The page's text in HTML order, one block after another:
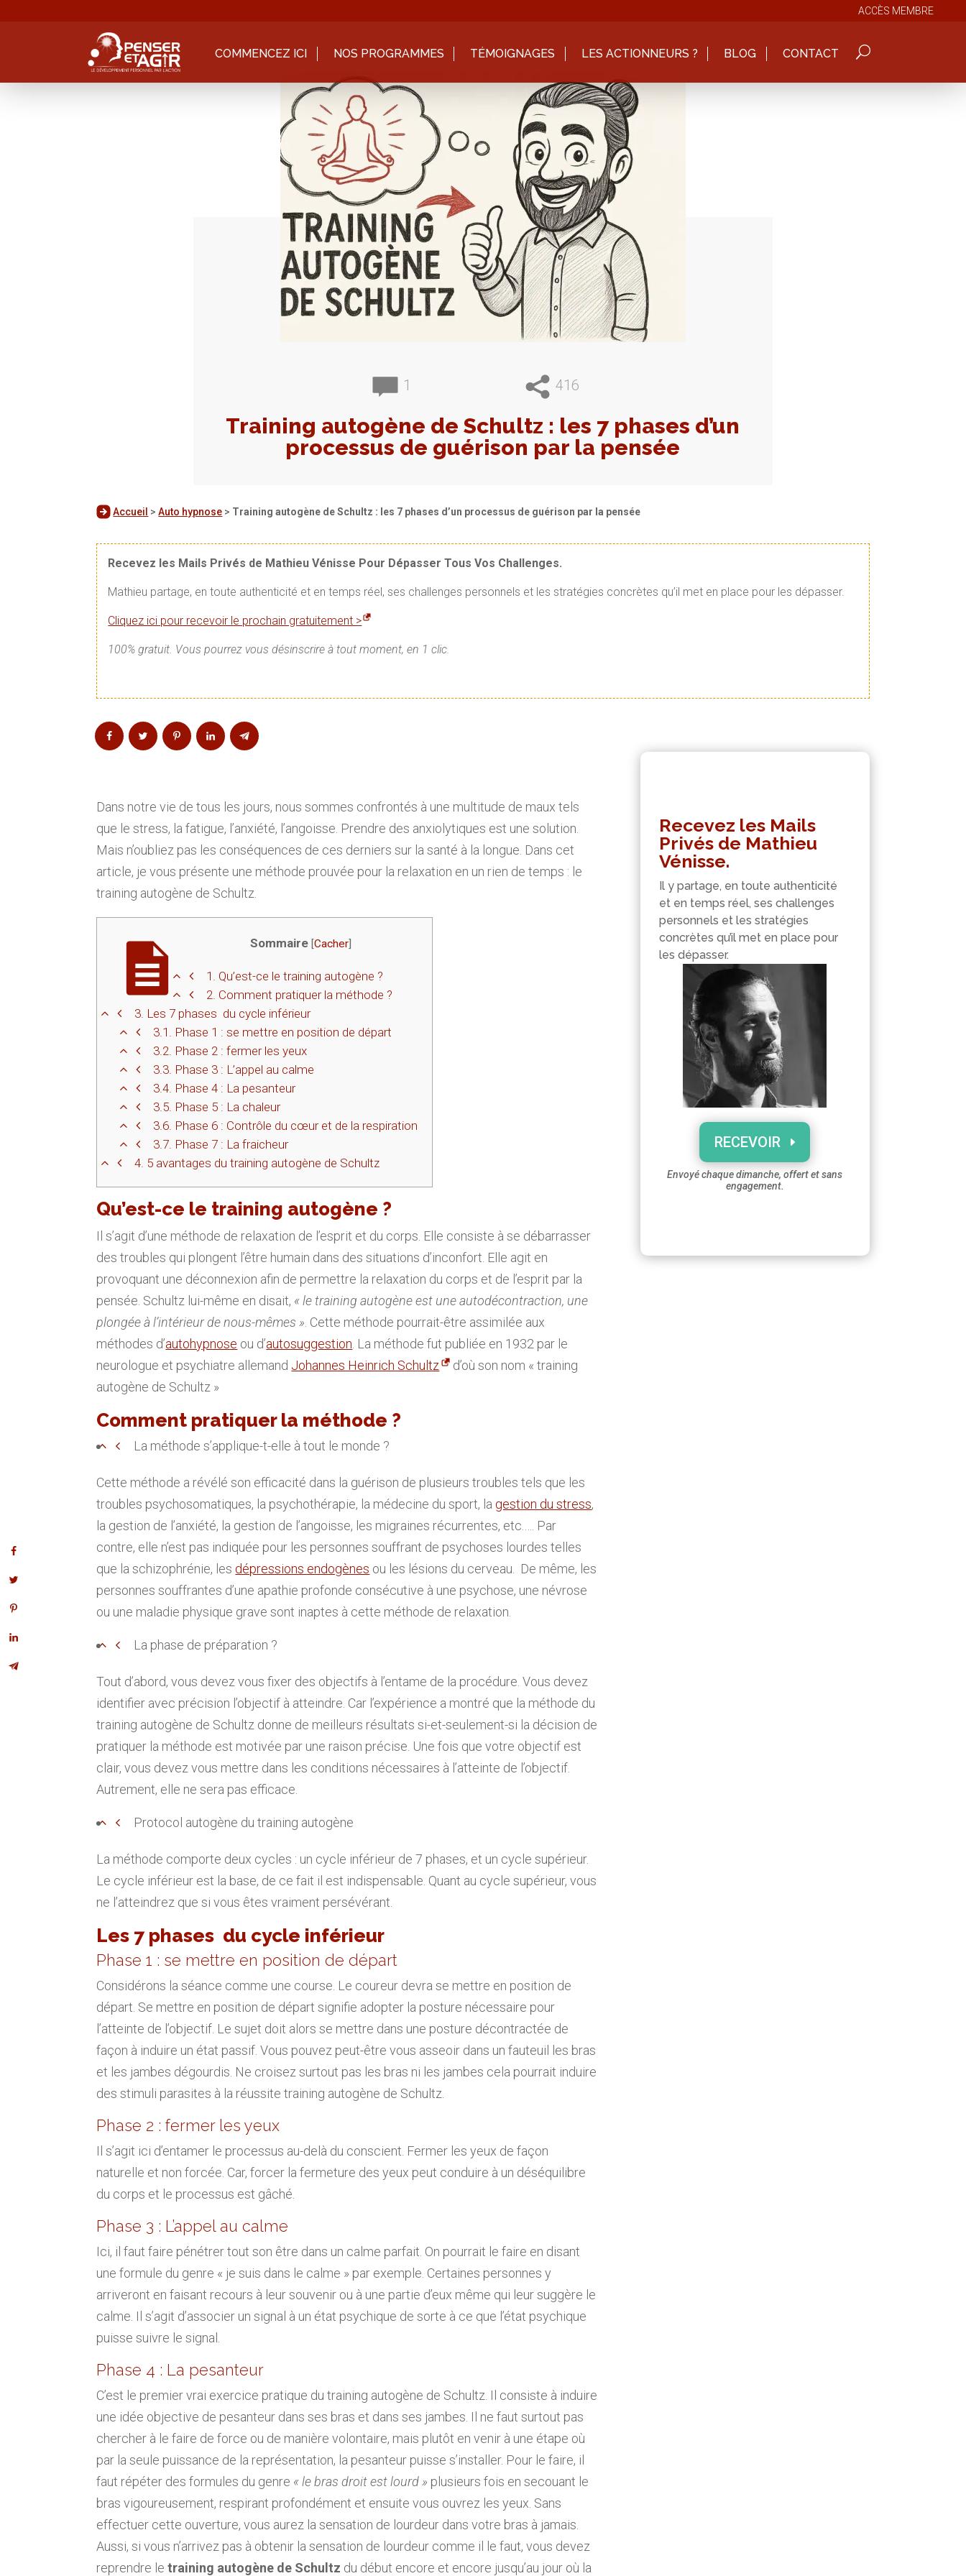
ACCÈS MEMBRE
COMMENCEZ ICI NOS PROGRAMMES TÉMOIGNAGES LES ACTIONNEURS ? BLOG CONTACT
1 416
Training autogène de Schultz : les 7 phases d’un
processus de guérison par la pensée
Accueil >Auto hypnose > Training autogène de Schultz : les 7 phases d’un processus de guérison par la pensée
Recevez les Mails Privés de Mathieu Vénisse Pour Dépasser Tous Vos Challenges.
Mathieu partage, en toute authenticité et en temps réel, ses challenges personnels et les stratégies concrètes qu’il met en place pour les dépasser.
Cliquez ici pour recevoir le prochain gratuitement >
100% gratuit. Vous pourrez vous désinscrire à tout moment, en 1 clic.
Dans notre vie de tous les jours, nous sommes confrontés à une multitude de maux tels
que le stress, la fatigue, l’anxiété, l’angoisse. Prendre des anxiolytiques est une solution.
Mais n’oubliez pas les conséquences de ces derniers sur la santé à la longue. Dans cet
article, je vous présente une méthode prouvée pour la relaxation en un rien de temps : le
training autogène de Schultz.
Sommaire [Cacher]
1. Qu’est-ce le training autogène ?
2. Comment pratiquer la méthode ?
3. Les 7 phases du cycle inférieur
3.1.
Phase 1 : se mettre en position de départ
3.2. Phase 2 : fermer les yeux
3.3. Phase 3 : L’appel au calme
3.4. Phase 4 : La pesanteur
3.5. Phase 5 : La chaleur
3.6. Phase 6 : Contrôle du cœur et de la respiration
3.7. Phase 7 : La fraicheur
4. 5 avantages du training autogène de Schultz
Qu’est-ce le training autogène ?
Il s’agit d’une méthode de relaxation de l’esprit et du corps. Elle consiste à se débarrasser
des troubles qui plongent l’être humain dans des situations d’inconfort. Elle agit en
provoquant une déconnexion afin de permettre la relaxation du corps et de l’esprit par la
pensée. Schultz lui-même en disait, « le training autogène est une autodécontraction, une
plongée à l’intérieur de nous-mêmes » . Cette méthode pourrait-être assimilée aux
méthodes d’autohypnose ou d’autosuggestion . La méthode fut publiée en 1932 par le
neurologue et psychiatre allemand Johannes Heinrich Schultz
d’où son nom « training
autogène de Schultz »
Comment pratiquer la méthode ?
La méthode s’applique-t-elle à tout le monde ?
Cette méthode a révélé son efficacité dans la guérison de plusieurs troubles tels que les
troubles psychosomatiques, la psychothérapie, la médecine du sport, la gestion du stress,
la gestion de l’anxiété, la gestion de l’angoisse, les migraines récurrentes, etc.…. Par
contre, elle n’est pas indiquée pour les personnes souffrant de psychoses lourdes telles
que la schizophrénie, les dépressions endogènes ou les lésions du cerveau. De même, les
personnes souffrantes d’une apathie profonde consécutive à une psychose, une névrose
ou une maladie physique grave sont inaptes à cette méthode de relaxation.
La phase de préparation ?
Tout d’abord, vous devez vous fixer des objectifs à l’entame de la procédure. Vous devez
identifier avec précision l’objectif à atteindre. Car l’expérience a montré que la méthode du
training autogène de Schultz donne de meilleurs résultats si-et-seulement-si la décision de
pratiquer la méthode est motivée par une raison précise. Une fois que votre objectif est
clair, vous devez vous mettre dans les conditions nécessaires à l’atteinte de l’objectif.
Autrement, elle ne sera pas efficace.
Protocol autogène du training autogène
La méthode comporte deux cycles : un cycle inférieur de 7 phases, et un cycle supérieur.
Le cycle inférieur est la base, de ce fait il est indispensable. Quant au cycle supérieur, vous
ne l’atteindrez que si vous êtes vraiment persévérant.
Les 7 phases du cycle inférieur
Phase 1 : se mettre en position de départ
Considérons la séance comme une course. Le coureur devra se mettre en position de
départ. Se mettre en position de départ signifie adopter la posture nécessaire pour
l’atteinte de l’objectif. Le sujet doit alors se mettre dans une posture décontractée de
façon à induire un état passif. Vous pouvez peut-être vous asseoir dans un fauteuil les bras
et les jambes dégourdis. Ne croisez surtout pas les bras ni les jambes cela pourrait induire
des stimuli parasites à la réussite training autogène de Schultz.
Phase 2 : fermer les yeux
Il s’agit ici d’entamer le processus au-delà du conscient. Fermer les yeux de façon
naturelle et non forcée. Car, forcer la fermeture des yeux peut conduire à un déséquilibre
du corps et le processus est gâché.
Phase 3 : L’appel au calme
Ici, il faut faire pénétrer tout son être dans un calme parfait. On pourrait le faire en disant
une formule du genre « je suis dans le calme » par exemple. Certaines personnes y
arriveront en faisant recours à leur souvenir ou à une partie d’eux même qui leur suggère le
calme. Il s’agit d’associer un signal à un état psychique de sorte à ce que l’état psychique
puisse suivre le signal.
Phase 4 : La pesanteur
C’est le premier vrai exercice pratique du training autogène de Schultz. Il consiste à induire
une idée objective de pesanteur dans ses bras et dans ses jambes. Il ne faut surtout pas
chercher à le faire de force ou de manière volontaire, mais plutôt en venir à une étape où
par la seule puissance de la représentation, la pesanteur puisse s’installer. Pour le faire, il
faut répéter des formules du genre « le bras droit est lourd » plusieurs fois en secouant le
bras vigoureusement, respirant profondément et ensuite vous ouvrez les yeux. Sans
effectuer cette ouverture, vous aurez la sensation de lourdeur dans votre bras à jamais.
Aussi, si vous n’arrivez pas à obtenir la sensation de lourdeur comme il le faut, vous devez
reprendre letraining autogène de Schultz du début encore et encore jusqu’au jour où la
Recevez les Mails
Privés de Mathieu
Vénisse.
Il y partage, en toute authenticité
et en temps réel, ses challenges
personnels et les stratégies
concrètes qu’il met en place pour
les dépasser.
RECEVOIR
Envoyé chaque dimanche, offert et sans
engagement.